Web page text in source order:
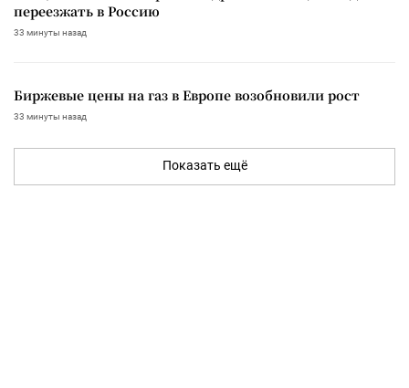
переезжать в Россию
33 минуты назад
Биржевые цены на газ в Европе возобновили рост
33 минуты назад
Показать ещё